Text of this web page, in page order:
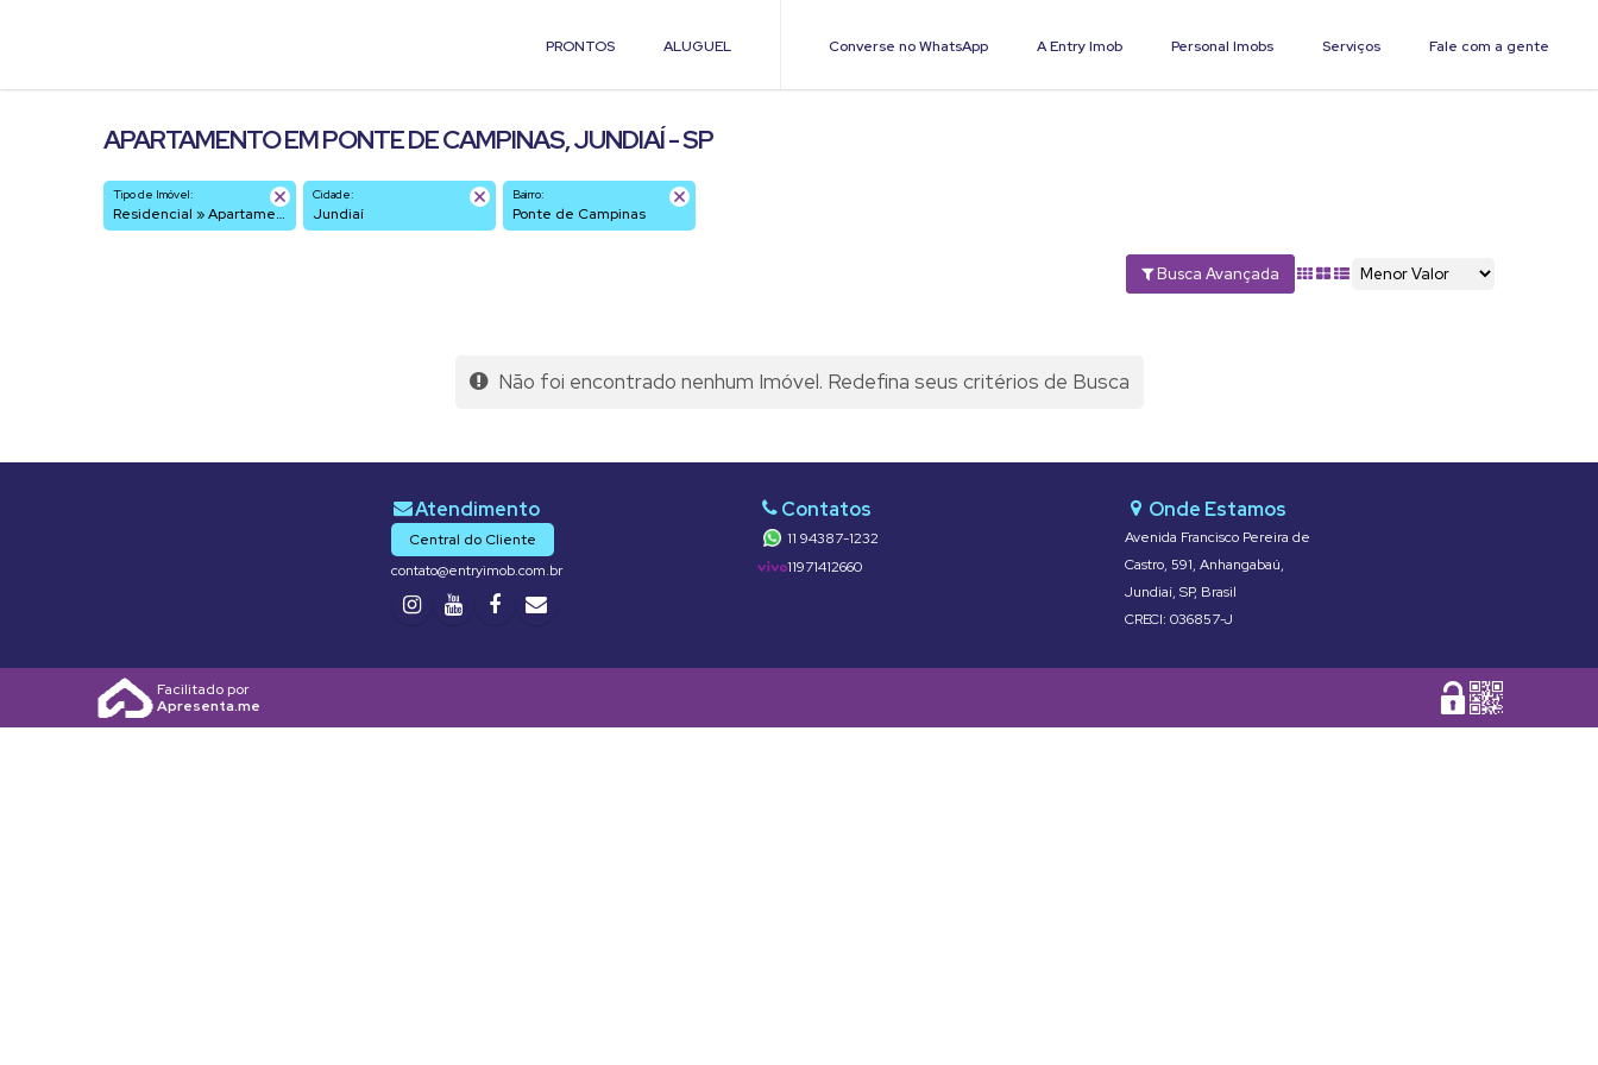
Converse no WhatsApp A Entry Imob Personal Imobs Serviços Fale com a gente
ALUGUEL
PRONTOS
APARTAMENTO EM PONTE DE CAMPINAS, JUNDIAÍ - SP
Tipo de Imóvel:
Residencial » Apartamento
Cidade:
Jundiaí
Bairro:
Ponte de Campinas
Busca Avançada
Não foi encontrado nenhum Imóvel. Redefina seus critérios de Busca
Central do Cliente
contato@entryimob.com.br
11 94387-1232
11971412660
Avenida Francisco Pereira de
Castro, 591, Anhangabaú,
Jundiaí, SP, Brasil
CRECI: 036857-J